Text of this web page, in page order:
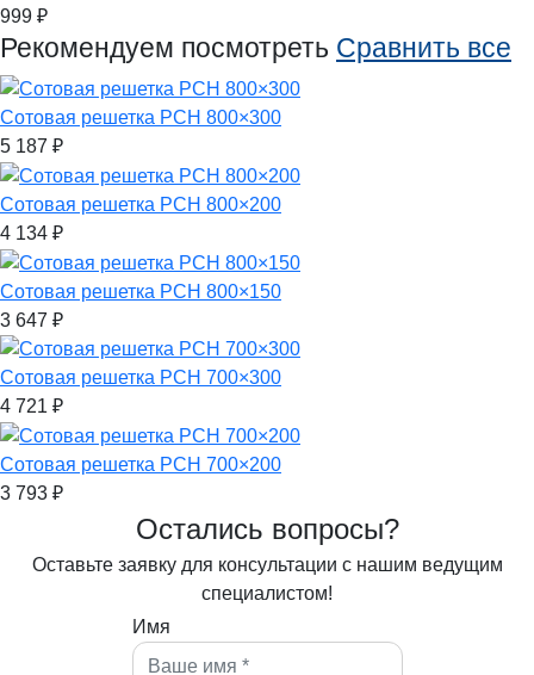
999 ₽
Рекомендуем посмотреть Сравнить все
Сотовая решетка РСН 800×300
5 187 ₽
Сотовая решетка РСН 800×200
4 134 ₽
Сотовая решетка РСН 800×150
3 647 ₽
Сотовая решетка РСН 700×300
4 721 ₽
Сотовая решетка РСН 700×200
3 793 ₽
Остались вопросы?
Оставьте заявку для консультации с нашим ведущим
специалистом!
Имя